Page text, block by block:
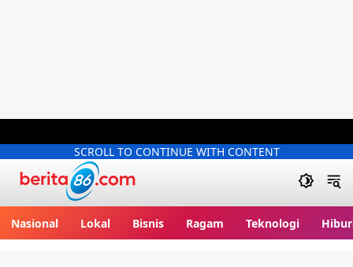
SCROLL TO CONTINUE WITH CONTENT
Nasional Lokal Bisnis Ragam Teknologi